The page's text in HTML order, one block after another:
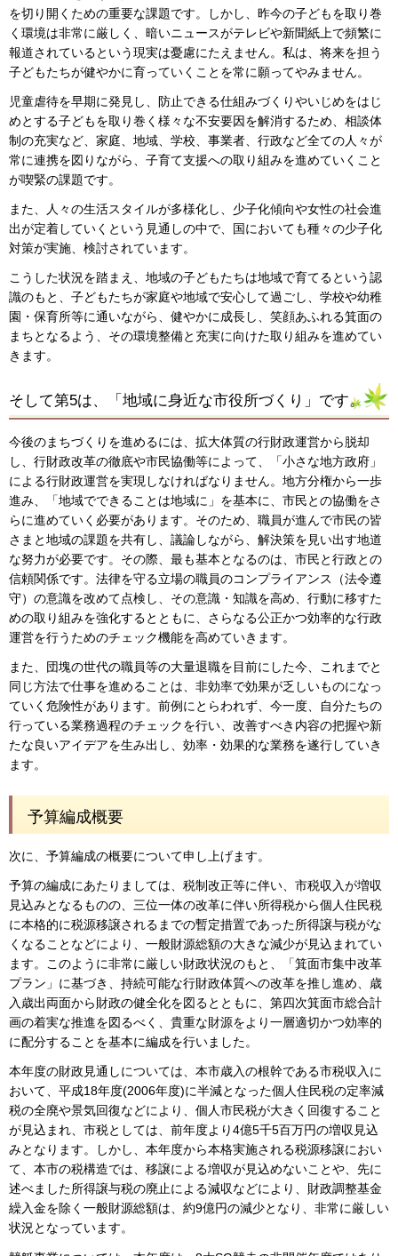
を切り開くための重要な課題です。しかし、昨今の子どもを取り巻
く環境は非常に厳しく、暗いニュースがテレビや新聞紙上で頻繁に
報道されているという現実は憂慮にたえません。私は、将来を担う
子どもたちが健やかに育っていくことを常に願ってやみません。
児童虐待を早期に発見し、防止できる仕組みづくりやいじめをはじ
めとする子どもを取り巻く様々な不安要因を解消するため、相談体
制の充実など、家庭、地域、学校、事業者、行政など全ての人々が
常に連携を図りながら、子育て支援への取り組みを進めていくこと
が喫緊の課題です。
また、人々の生活スタイルが多様化し、少子化傾向や女性の社会進
出が定着していくという見通しの中で、国においても種々の少子化
対策が実施、検討されています。
こうした状況を踏まえ、地域の子どもたちは地域で育てるという認
識のもと、子どもたちが家庭や地域で安心して過ごし、学校や幼稚
園・保育所等に通いながら、健やかに成長し、笑顔あふれる箕面の
まちとなるよう、その環境整備と充実に向けた取り組みを進めてい
きます。
そして第5は、「地域に身近な市役所づくり」です。
今後のまちづくりを進めるには、拡大体質の行財政運営から脱却
し、行財政改革の徹底や市民協働等によって、「小さな地方政府」
による行財政運営を実現しなければなりません。地方分権から一歩
進み、「地域でできることは地域に」を基本に、市民との協働をさ
らに進めていく必要があります。そのため、職員が進んで市民の皆
さまと地域の課題を共有し、議論しながら、解決策を見い出す地道
な努力が必要です。その際、最も基本となるのは、市民と行政との
信頼関係です。法律を守る立場の職員のコンプライアンス（法令遵
守）の意識を改めて点検し、その意識・知識を高め、行動に移すた
めの取り組みを強化するとともに、さらなる公正かつ効率的な行政
運営を行うためのチェック機能を高めていきます。
また、団塊の世代の職員等の大量退職を目前にした今、これまでと
同じ方法で仕事を進めることは、非効率で効果が乏しいものになっ
ていく危険性があります。前例にとらわれず、今一度、自分たちの
行っている業務過程のチェックを行い、改善すべき内容の把握や新
たな良いアイデアを生み出し、効率・効果的な業務を遂行していき
ます。
予算編成概要
次に、予算編成の概要について申し上げます。
予算の編成にあたりましては、税制改正等に伴い、市税収入が増収
見込みとなるものの、三位一体の改革に伴い所得税から個人住民税
に本格的に税源移譲されるまでの暫定措置であった所得譲与税がな
くなることなどにより、一般財源総額の大きな減少が見込まれてい
ます。このように非常に厳しい財政状況のもと、「箕面市集中改革
プラン」に基づき、持続可能な行財政体質への改革を推し進め、歳
入歳出両面から財政の健全化を図るとともに、第四次箕面市総合計
画の着実な推進を図るべく、貴重な財源をより一層適切かつ効率的
に配分することを基本に編成を行いました。
本年度の財政見通しについては、本市歳入の根幹である市税収入に
おいて、平成18年度(2006年度)に半減となった個人住民税の定率減
税の全廃や景気回復などにより、個人市民税が大きく回復すること
が見込まれ、市税としては、前年度より4億5千5百万円の増収見込
みとなります。しかし、本年度から本格実施される税源移譲におい
て、本市の税構造では、移譲による増収が見込めないことや、先に
述べました所得譲与税の廃止による減収などにより、財政調整基金
繰入金を除く一般財源総額は、約9億円の減少となり、非常に厳しい
状況となっています。